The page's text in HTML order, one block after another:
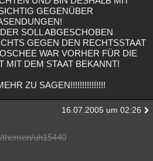
GEGENÜBER
SOLL ABGESCHOBEN
GEGEN DEN RECHTSSTAAT
WAR VORHER FÜR DIE
MIT DEM STAAT BEKANNT!
ZU SAGEN!!!!!!!!!!!!!!!
16.07.2005 um 02:26
uh15440